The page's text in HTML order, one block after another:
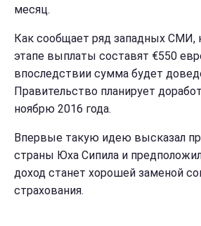
месяц.
Как сообщает ряд западных СМИ,
этапе выплаты составят €550
впоследствии сумма будет
Правительство планирует
ноябрю 2016 года.
Впервые такую идею высказал
страны Юха Сипила и
доход станет хорошей заменой
страхования.